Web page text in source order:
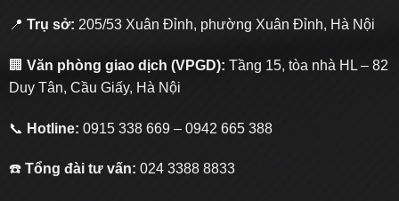
📍 Trụ sở: 205/53 Xuân Đỉnh, phường Xuân Đỉnh, Hà Nội
🏢 Văn phòng giao dịch (VPGD): Tầng 15, tòa nhà HL – 82
Duy Tân, Cầu Giấy, Hà Nội
📞 Hotline: 0915 338 669 – 0942 665 388
☎️ Tổng đài tư vấn: 024 3388 8833